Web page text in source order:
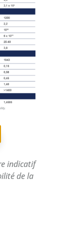
indicatif
de la